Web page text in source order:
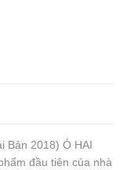
Bản 2018) Ó HAI
đầu tiên của nhà